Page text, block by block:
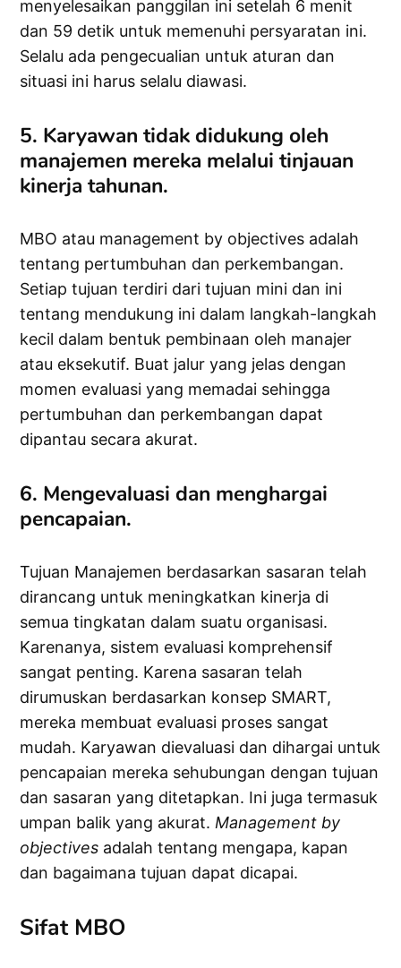
menyelesaikan panggilan ini setelah 6 menit
dan 59 detik untuk memenuhi persyaratan ini.
Selalu ada pengecualian untuk aturan dan
situasi ini harus selalu diawasi.
5. Karyawan tidak didukung oleh
manajemen mereka melalui tinjauan
kinerja tahunan.
MBO atau management by objectives adalah
tentang pertumbuhan dan perkembangan.
Setiap tujuan terdiri dari tujuan mini dan ini
tentang mendukung ini dalam langkah-langkah
kecil dalam bentuk pembinaan oleh manajer
atau eksekutif. Buat jalur yang jelas dengan
momen evaluasi yang memadai sehingga
pertumbuhan dan perkembangan dapat
dipantau secara akurat.
6. Mengevaluasi dan menghargai
pencapaian.
Tujuan Manajemen berdasarkan sasaran telah
dirancang untuk meningkatkan kinerja di
semua tingkatan dalam suatu organisasi.
Karenanya, sistem evaluasi komprehensif
sangat penting. Karena sasaran telah
dirumuskan berdasarkan konsep SMART,
mereka membuat evaluasi proses sangat
mudah. Karyawan dievaluasi dan dihargai untuk
pencapaian mereka sehubungan dengan tujuan
dan sasaran yang ditetapkan. Ini juga termasuk
umpan balik yang akurat. Management by
objectives adalah tentang mengapa, kapan
dan bagaimana tujuan dapat dicapai.
Sifat MBO